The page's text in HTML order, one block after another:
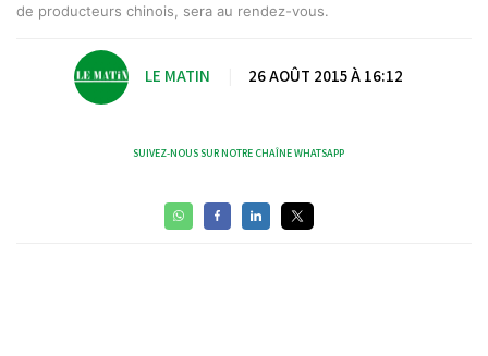
de producteurs chinois, sera au rendez-vous.
LE MATIN 26 AOÛT 2015 À 16:12
SUIVEZ-NOUS SUR NOTRE CHAÎNE WHATSAPP